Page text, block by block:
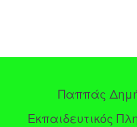
Παππάς
Εκπαιδευτικός